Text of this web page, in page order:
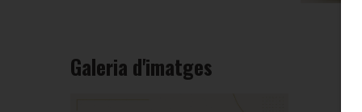
Galeria d'imatges